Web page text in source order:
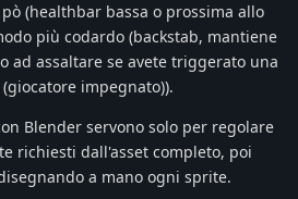
(healthbar bassa o prossima allo
più codardo (backstab, mantiene
ad assaltare se avete triggerato una
impegnato)).
Blender servono solo per regolare
richiesti dall'asset completo, poi
a mano ogni sprite.